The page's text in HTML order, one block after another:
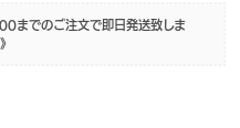
までのご注文で即日発送致しま